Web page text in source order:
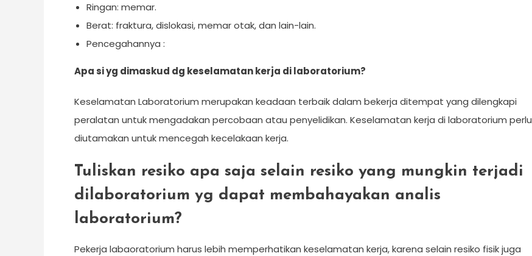
Ringan: memar.
Berat: fraktura, dislokasi, memar otak, dan lain-lain.
Pencegahannya :
Apa si yg dimaskud dg keselamatan kerja di laboratorium?
Keselamatan Laboratorium merupakan keadaan terbaik dalam bekerja ditempat yang dilengkapi
peralatan untuk mengadakan percobaan atau penyelidikan. Keselamatan kerja di laboratorium perlu
diutamakan untuk mencegah kecelakaan kerja.
Tuliskan resiko apa saja selain resiko yang mungkin terjadi
dilaboratorium yg dapat membahayakan analis
laboratorium?
Pekerja labaoratorium harus lebih memperhatikan keselamatan kerja, karena selain resiko fisik juga